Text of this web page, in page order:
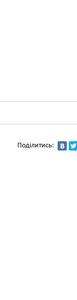
Поділитись: